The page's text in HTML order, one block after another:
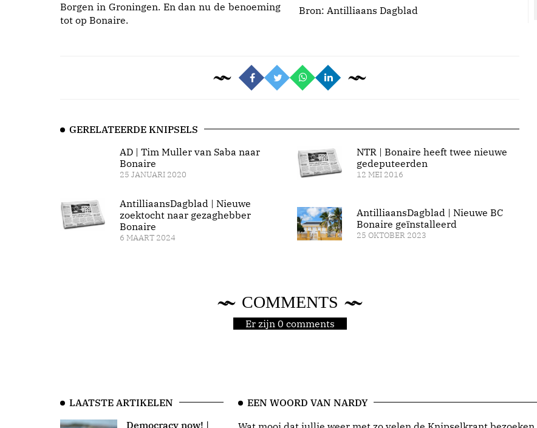
Borgen in Groningen. En dan nu de benoeming
tot op Bonaire.
Bron: Antilliaans Dagblad
GERELATEERDE KNIPSELS
AD | Tim Muller van Saba naar
Bonaire
25 JANUARI 2020
AntilliaansDagblad | Nieuwe
zoektocht naar gezaghebber
Bonaire
6 MAART 2024
NTR | Bonaire heeft twee nieuwe
gedeputeerden
12 MEI 2016
AntilliaansDagblad | Nieuwe BC
Bonaire geïnstalleerd
25 OKTOBER 2023
COMMENTS
Er zijn 0 comments
LAATSTE ARTIKELEN
Democracy now! |
EEN WOORD VAN NARDY